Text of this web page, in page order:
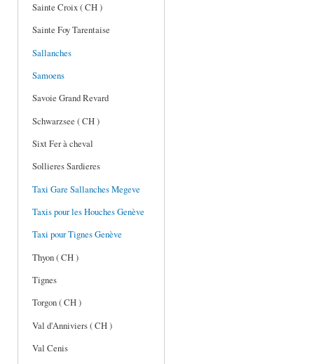
Sainte Croix ( CH )
Sainte Foy Tarentaise
Sallanches
Samoens
Savoie Grand Revard
Schwarzsee ( CH )
Sixt Fer à cheval
Sollieres Sardieres
Taxi Gare Sallanches Megeve
Taxis pour les Houches Genève
Taxi pour Tignes Genève
Thyon ( CH )
Tignes
Torgon ( CH )
Val d'Anniviers ( CH )
Val Cenis